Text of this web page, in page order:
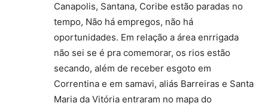
Canapolis, Santana, Coribe estão paradas no
tempo, Não há empregos, não há
oportunidades. Em relação a área enrrigada
não sei se é pra comemorar, os rios estão
secando, além de receber esgoto em
Correntina e em samavi, aliás Barreiras e Santa
Maria da Vitória entraram no mapa do